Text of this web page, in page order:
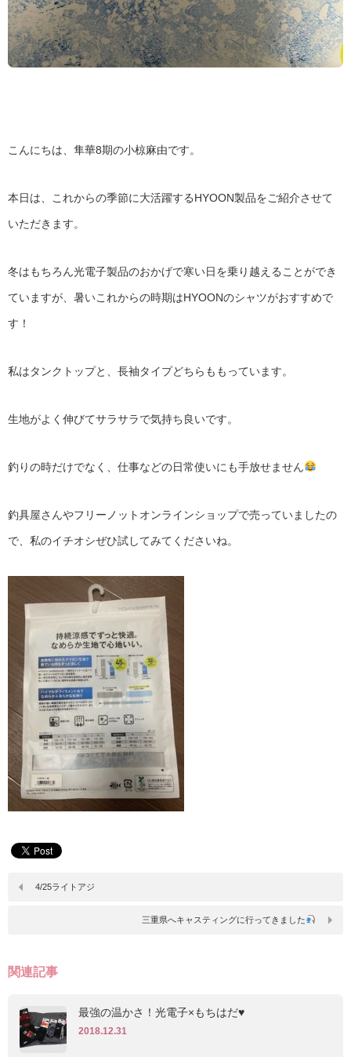
こんにちは、隼華8期の小椋麻由です。
本日は、これからの季節に大活躍するHYOON製品をご紹介させて
いただきます。
冬はもちろん光電子製品のおかげで寒い日を乗り越えることができ
ていますが、暑いこれからの時期はHYOONのシャツがおすすめで
す！
私はタンクトップと、長袖タイプどちらももっています。
生地がよく伸びてサラサラで気持ち良いです。
釣りの時だけでなく、仕事などの日常使いにも手放せません
釣具屋さんやフリーノットオンラインショップで売っていましたの
で、私のイチオシぜひ試してみてくださいね。
4/25ライトアジ
三重県へキャスティングに行ってきました‪
関連記事
最強の温かさ！光電子×もちはだ♥
2018.12.31